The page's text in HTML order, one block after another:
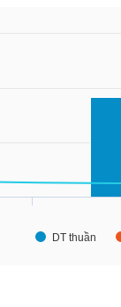
DT thuần